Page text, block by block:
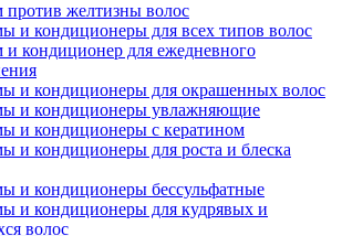
против желтизны волос
и кондиционеры для всех типов волос
и кондиционер для ежедневного
и кондиционеры для окрашенных волос
и кондиционеры увлажняющие
и кондиционеры с кератином
и кондиционеры для роста и блеска
и кондиционеры бессульфатные
и кондиционеры для кудрявых и
волос